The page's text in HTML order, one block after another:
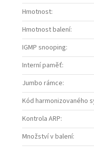
Hmotnost:
Hmotnost balení:
IGMP snooping:
Interní paměť:
Jumbo rámce:
Kód harmonizovaného
Kontrola ARP:
Množství v balení: